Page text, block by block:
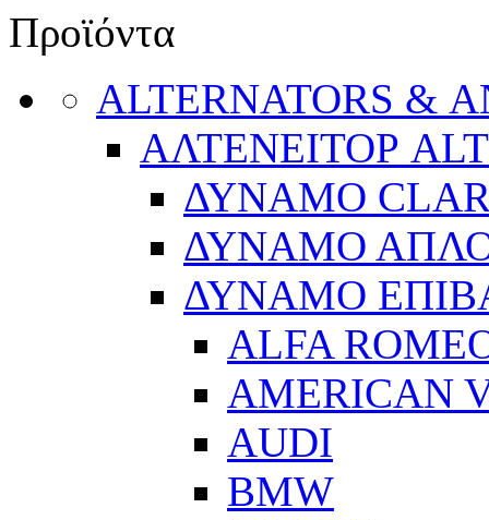
Προϊόντα
ALTERNATORS &
ΑΛΤΕΝΕΙΤΟΡ
ΔΥΝΑΜΟ
ΔΥΝΑΜΟ
ΔΥΝΑΜΟ
ALFA
AMERICAN
AUDI
BMW